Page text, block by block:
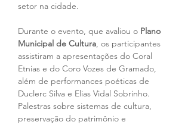
setor na cidade.
Durante o evento, que avaliou o Plano
Municipal de Cultura, os participantes
assistiram a apresentações do Coral
Etnias e do Coro Vozes de Gramado,
além de performances poéticas de
Duclerc Silva e Elias Vidal Sobrinho.
Palestras sobre sistemas de cultura,
preservação do patrimônio e